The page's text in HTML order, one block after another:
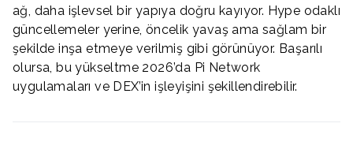
ağ, daha işlevsel bir yapıya doğru kayıyor. Hype odaklı
güncellemeler yerine, öncelik yavaş ama sağlam bir
şekilde inşa etmeye verilmiş gibi görünüyor. Başarılı
olursa, bu yükseltme 2026’da Pi Network
uygulamaları ve DEX’in işleyişini şekillendirebilir.